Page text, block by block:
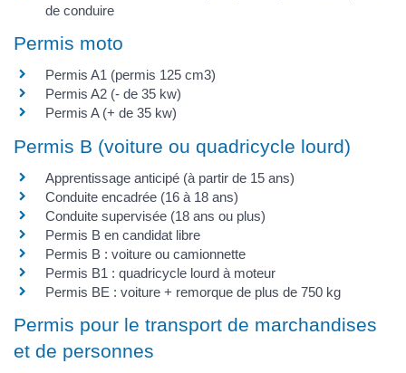
de conduire
Permis moto
Permis A1 (permis 125 cm3)
Permis A2 (- de 35 kw)
Permis A (+ de 35 kw)
Permis B (voiture ou quadricycle lourd)
Apprentissage anticipé (à partir de 15 ans)
Conduite encadrée (16 à 18 ans)
Conduite supervisée (18 ans ou plus)
Permis B en candidat libre
Permis B : voiture ou camionnette
Permis B1 : quadricycle lourd à moteur
Permis BE : voiture + remorque de plus de 750 kg
Permis pour le transport de marchandises
et de personnes